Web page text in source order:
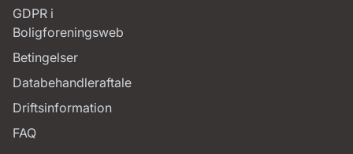
GDPR i
Boligforeningsweb
Betingelser
Databehandleraftale
Driftsinformation
FAQ